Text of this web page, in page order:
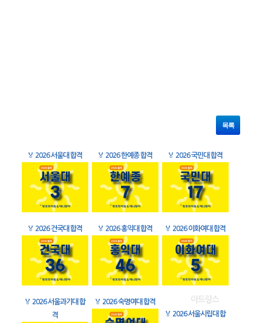
목록
🏅 2026 서울대 합격 🏅 2026 한예종 합격 🏅 2026 국민대 합격
🏅 2026 건국대 합격 🏅 2026 홍익대 합격 🏅 2026 이화여대 합격
🏅 2026 서울과기대 합
격
🏅 2026 숙명여대 합격
🏅 2026 서울시립대 합